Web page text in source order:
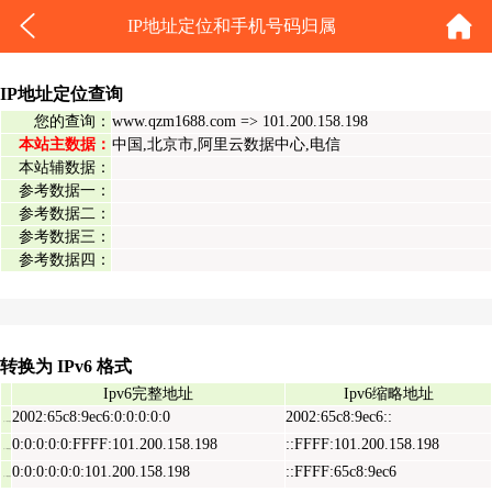
IP地址定位和手机号码归属
IP地址定位查询
您的查询： www.qzm1688.com => 101.200.158.198
本站主数据： 中国,北京市,阿里云数据中心,电信
本站辅数据：
参考数据一：
参考数据二：
参考数据三：
参考数据四：
转换为 IPv6 格式
Ipv6完整地址 Ipv6缩略地址
2002:65c8:9ec6:0:0:0:0:0 2002:65c8:9ec6::
0:0:0:0:0:FFFF:101.200.158.198 ::FFFF:101.200.158.198
0:0:0:0:0:0:101.200.158.198 ::FFFF:65c8:9ec6